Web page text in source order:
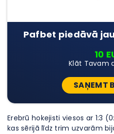
Pafbet piedāvā
10
Klāt Tavam
SAŅEMT
Erebrū hokejisti viesos ar 1:3
kas sērijā līdz trim uzvarām